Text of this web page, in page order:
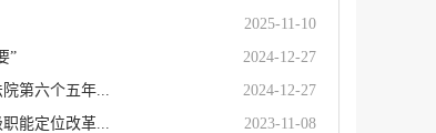
2025-11-10
”
2024-12-27
第六个五年...
2024-12-27
能定位改革...
2023-11-08